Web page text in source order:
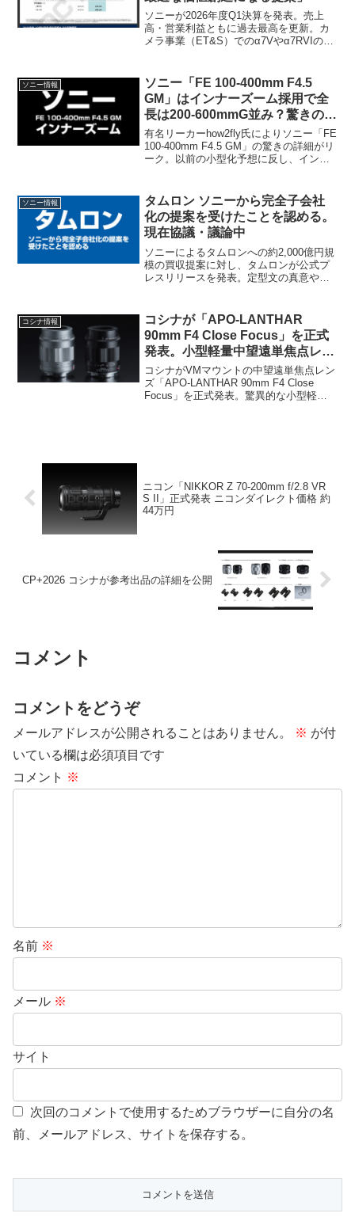
ソニーが2026年度Q1決算を発表。売上
高・営業利益ともに過去最高を更新。カ
メラ事業（ET&S）でのα7Vやα7RVIの動
質疑応答で語ったコメントを詳しく解説
します。
ソニー情報
ソニー「FE 100-400mm F4.5
GM」はインナーズーム採用で全
長は200-600mmG並み？驚きの最
新情報がリーク
有名リーカーhow2fly氏によりソニー「FE
100-400mm F4.5 GM」の驚きの詳細がリ
ーク。以前の小型化予想に反し、インナ
使い切るための「大型化」の意図と価格
情報を、デジカメライフ的視点で徹底考
察します。
ソニー情報
タムロン ソニーから完全子会社
化の提案を受けたことを認める。
現在協議・議論中
ソニーによるタムロンへの約2,000億円規
模の買収提案に対し、タムロンが公式プ
レスリリースを発表。定型文の真意や特
ン等）への影響まで、デジカメライフ的
視点で分かりやすく解説します。
コシナ情報
コシナが「APO-LANTHAR
90mm F4 Close Focus」を正式
発表。小型軽量中望遠単焦点レン
ズ、最短撮影距離50cmを実現
コシナがVMマウントの中望遠単焦点レン
ズ「APO-LANTHAR 90mm F4 Close
Focus」を正式発表。驚異的な小型軽量
ニコン「NIKKOR Z 70-200mm f/2.8 VR
S II」正式発表 ニコンダイレクト価格 約
44万円
CP+2026 コシナが参考出品の詳細を公開
コメント
コメントをどうぞ
メールアドレスが公開されることはありません。 ※ が付
いている欄は必須項目です
コメント ※
名前 ※
メール ※
サイト
次回のコメントで使用するためブラウザーに自分の名
前、メールアドレス、サイトを保存する。